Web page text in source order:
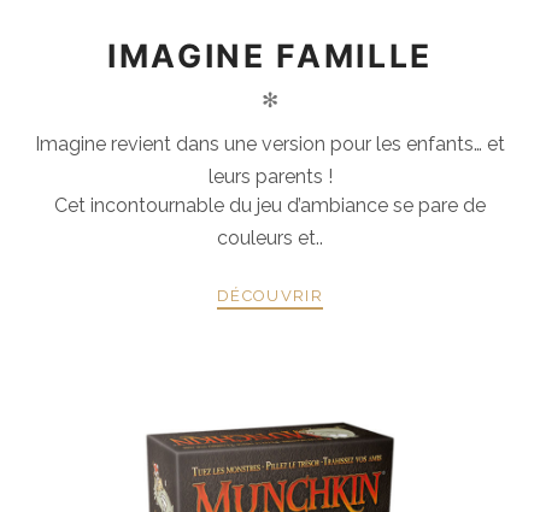
IMAGINE FAMILLE
✻
Imagine revient dans une version pour les enfants… et
leurs parents !
Cet incontournable du jeu d’ambiance se pare de
couleurs et..
DÉCOUVRIR